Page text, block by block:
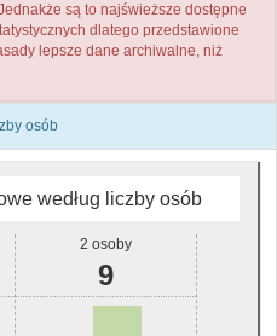
są to najświeższe dostępne
dlatego przedstawione
lepsze dane archiwalne, niż
osób
według liczby osób
2 osoby
9